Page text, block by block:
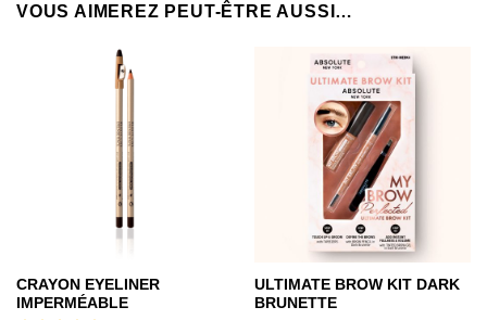
VOUS AIMEREZ PEUT-ÊTRE AUSSI…
CRAYON EYELINER
IMPERMÉABLE
ULTIMATE BROW KIT DARK
BRUNETTE